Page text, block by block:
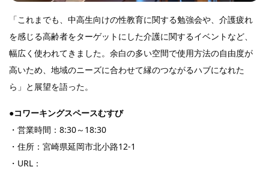
「これまでも、中高生向けの性教育に関する勉強会や、介護疲れ
を感じる高齢者をターゲットにした介護に関するイベントなど、
幅広く使われてきました。余白の多い空間で使用方法の自由度が
高いため、地域のニーズに合わせて縁のつながるハブになれた
ら」と展望を語った。
●コワーキングスペースむすび
・営業時間：8:30～18:30
・住所：宮崎県延岡市北小路12-1
・URL：